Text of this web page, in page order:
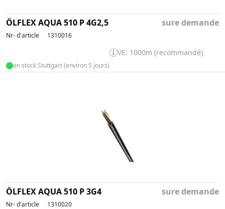
ÖLFLEX AQUA 510 P 4G2,5 sure demande
Nr- d'article 1310016
VE: 1000m (recommandé)
en stock Stuttgart (environ 5 jours)
ÖLFLEX AQUA 510 P 3G4 sure demande
Nr- d'article 1310020